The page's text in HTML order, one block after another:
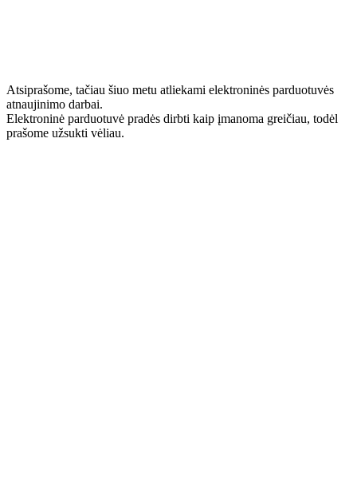
Atsiprašome, tačiau šiuo metu atliekami elektroninės parduotuvės
atnaujinimo darbai.
Elektroninė parduotuvė pradės dirbti kaip įmanoma greičiau, todėl
prašome užsukti vėliau.